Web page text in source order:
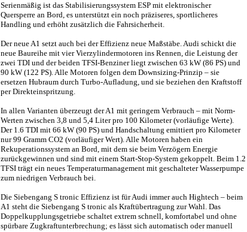
Serienmäßig ist das Stabilisierungssystem ESP mit elektronischer
Quersperre an Bord, es unterstützt ein noch präziseres, sportlicheres
Handling und erhöht zusätzlich die Fahrsicherheit.
Der neue A1 setzt auch bei der Effizienz neue Maßstäbe. Audi schickt die
neue Baureihe mit vier Vierzylindermotoren ins Rennen, die Leistung der
zwei TDI und der beiden TFSI-Benziner liegt zwischen 63 kW (86 PS) und
90 kW (122 PS). Alle Motoren folgen dem Downsizing-Prinzip – sie
ersetzen Hubraum durch Turbo-Aufladung, und sie beziehen den Kraftstoff
per Direkteinspritzung.
In allen Varianten überzeugt der A1 mit geringem Verbrauch – mit Norm-
Werten zwischen 3,8 und 5,4 Liter pro 100 Kilometer (vorläufige Werte).
Der 1.6 TDI mit 66 kW (90 PS) und Handschaltung emittiert pro Kilometer
nur 99 Gramm CO2 (vorläufiger Wert). Alle Motoren haben ein
Rekuperationssystem an Bord, mit dem sie beim Verzögern Energie
zurückgewinnen und sind mit einem Start-Stop-System gekoppelt. Beim 1.2
TFSI trägt ein neues Temperaturmanagement mit geschalteter Wasserpumpe
zum niedrigen Verbrauch bei.
Die Siebengang S tronic Effizienz ist für Audi immer auch Hightech – beim
A1 steht die Siebengang S tronic als Kraftübertragung zur Wahl. Das
Doppelkupplungsgetriebe schaltet extrem schnell, komfortabel und ohne
spürbare Zugkraftunterbrechung; es lässt sich automatisch oder manuell